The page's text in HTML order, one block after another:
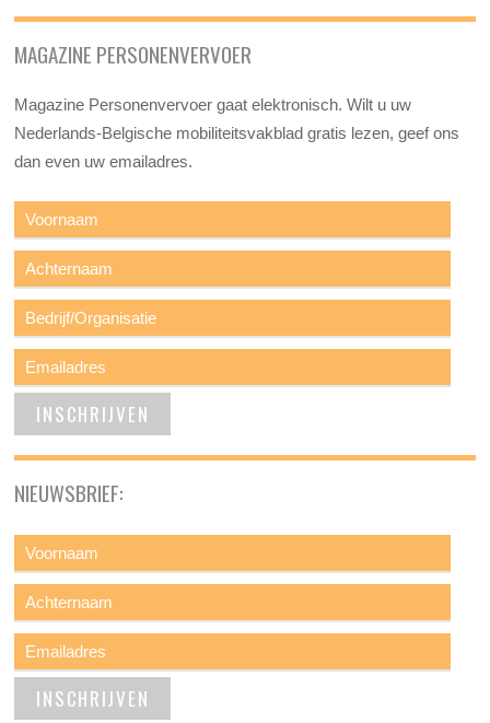
MAGAZINE PERSONENVERVOER
Magazine Personenvervoer gaat elektronisch. Wilt u uw
Nederlands-Belgische mobiliteitsvakblad gratis lezen, geef ons
dan even uw emailadres.
NIEUWSBRIEF: